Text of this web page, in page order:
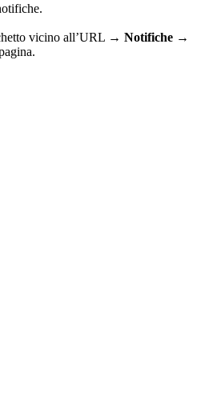
vicino all’URL → Notifiche →